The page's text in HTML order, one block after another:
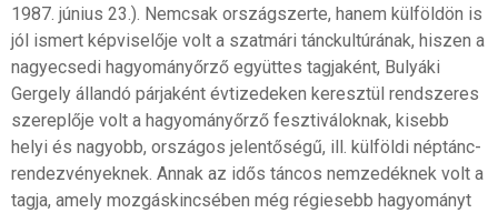
1987. június 23.). Nemcsak országszerte, hanem külföldön is
jól ismert képviselője volt a szatmári tánckultúrának, hiszen a
nagyecsedi hagyományőrző együttes tagjaként, Bulyáki
Gergely állandó párjaként évtizedeken keresztül rendszeres
szereplője volt a hagyományőrző fesztiváloknak, kisebb
helyi és nagyobb, országos jelentőségű, ill. külföldi néptánc-
rendezvényeknek. Annak az idős táncos nemzedéknek volt a
tagja, amely mozgáskincsében még régiesebb hagyományt